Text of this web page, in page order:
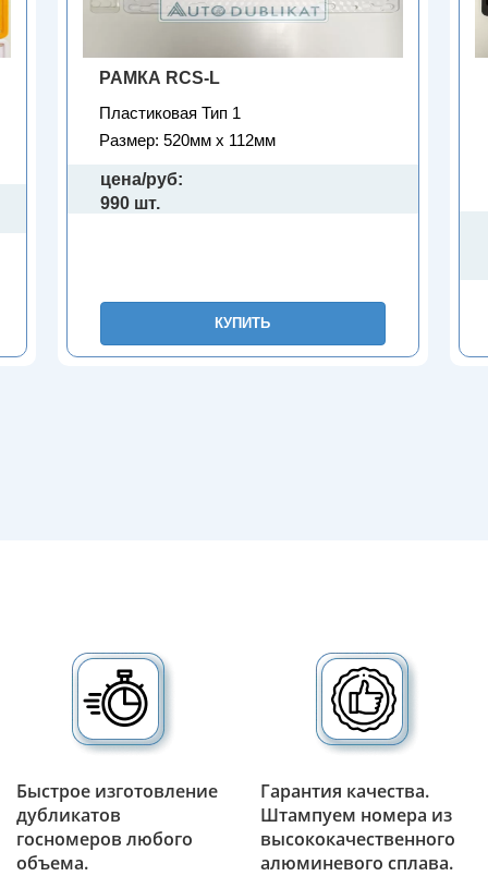
РАМКА RCS-L
Пластиковая Тип 1
Размер: 520мм х 112мм
цена/руб:
990 шт.
КУПИТЬ
Быстрое изготовление
дубликатов
госномеров любого
объема.
Гарантия качества.
Штампуем номера из
высококачественного
алюминевого сплава.